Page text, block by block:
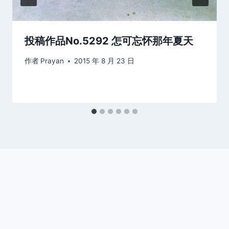
投稿作品No.5292 怎可忘怀那年夏天
作者 Prayan 2015 年 8 月 23 日